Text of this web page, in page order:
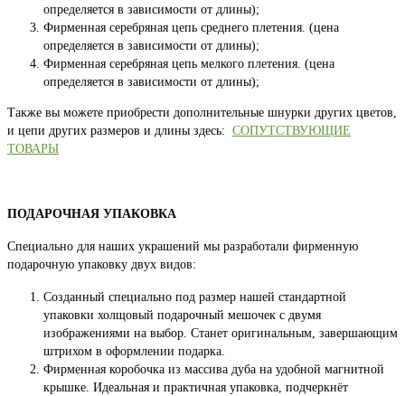
определяется в зависимости от длины);
Фирменная серебряная цепь среднего плетения. (цена
определяется в зависимости от длины);
Фирменная серебряная цепь мелкого плетения. (цена
определяется в зависимости от длины);
Также вы можете приобрести дополнительные шнурки других цветов,
и цепи других размеров и длины здесь: СОПУТСТВУЮЩИЕ
ТОВАРЫ
ПОДАРОЧНАЯ УПАКОВКА
Специально для наших украшений мы разработали фирменную
подарочную упаковку двух видов:
Созданный специально под размер нашей стандартной
упаковки холщовый подарочный мешочек с двумя
изображениями на выбор. Станет оригинальным, завершающим
штрихом в оформлении подарка.
Фирменная коробочка из массива дуба на удобной магнитной
крышке. Идеальная и практичная упаковка, подчеркнёт